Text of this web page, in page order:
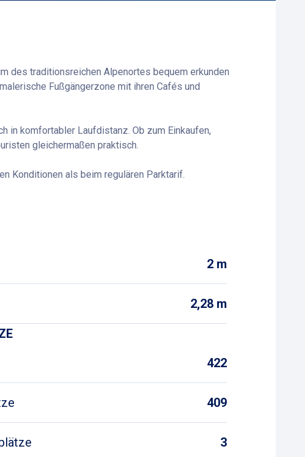
des traditionsreichen Alpenortes bequem erkunden
Fußgängerzone mit ihren Cafés und
in komfortabler Laufdistanz. Ob zum Einkaufen,
gleichermaßen praktisch.
Konditionen als beim regulären Parktarif.
2 m
2,28 m
422
409
3